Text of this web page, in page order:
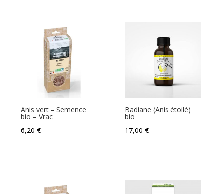
Anis vert – Semence
bio – Vrac
6,20€
Badiane (Anis étoilé)
bio
17,00€